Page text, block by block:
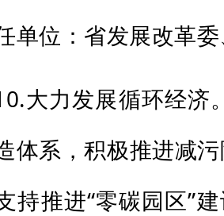
任单位：省发展改革
大力发展循环经济
体系，积极推进减
持推进“零碳园区”